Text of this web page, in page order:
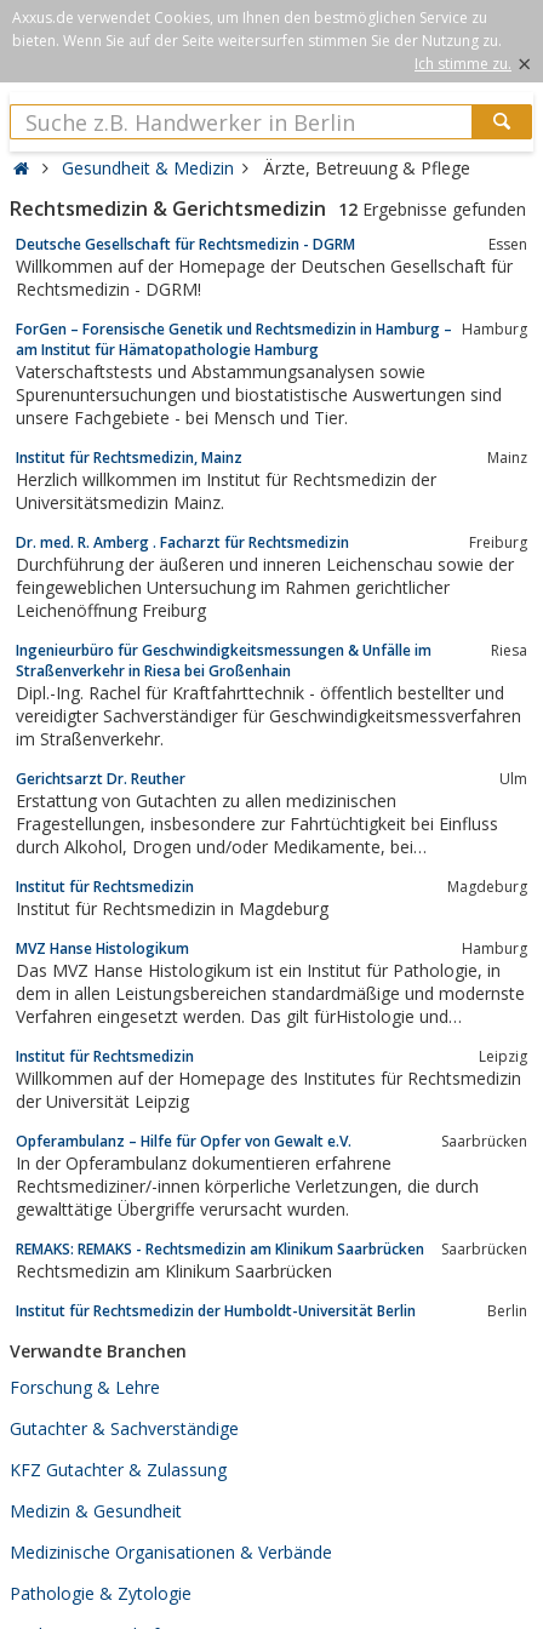
Axxus.de verwendet Cookies, um Ihnen den bestmöglichen Service zu
bieten. Wenn Sie auf der Seite weitersurfen stimmen Sie der Nutzung zu.
Ich stimme zu. ×
Gesundheit & Medizin Ärzte, Betreuung & Pflege
Rechtsmedizin & Gerichtsmedizin 12 Ergebnisse gefunden
Deutsche Gesellschaft für Rechtsmedizin - DGRM Essen
Willkommen auf der Homepage der Deutschen Gesellschaft für
Rechtsmedizin - DGRM!
ForGen – Forensische Genetik und Rechtsmedizin in Hamburg –
am Institut für Hämatopathologie Hamburg
Hamburg
Vaterschaftstests und Abstammungsanalysen sowie
Spurenuntersuchungen und biostatistische Auswertungen sind
unsere Fachgebiete - bei Mensch und Tier.
Institut für Rechtsmedizin, Mainz Mainz
Herzlich willkommen im Institut für Rechtsmedizin der
Universitätsmedizin Mainz.
Dr. med. R. Amberg . Facharzt für Rechtsmedizin Freiburg
Durchführung der äußeren und inneren Leichenschau sowie der
feingeweblichen Untersuchung im Rahmen gerichtlicher
Leichenöffnung Freiburg
Ingenieurbüro für Geschwindigkeitsmessungen & Unfälle im
Straßenverkehr in Riesa bei Großenhain
Riesa
Dipl.-Ing. Rachel für Kraftfahrttechnik - öffentlich bestellter und
vereidigter Sachverständiger für Geschwindigkeitsmessverfahren
im Straßenverkehr.
Gerichtsarzt Dr. Reuther Ulm
Erstattung von Gutachten zu allen medizinischen
Fragestellungen, insbesondere zur Fahrtüchtigkeit bei Einfluss
durch Alkohol, Drogen und/oder Medikamente, bei
Kausalität von Verletzungsfolgen.
Institut für Rechtsmedizin Magdeburg
Institut für Rechtsmedizin in Magdeburg
MVZ Hanse Histologikum Hamburg
Das MVZ Hanse Histologikum ist ein Institut für Pathologie, in
dem in allen Leistungsbereichen standardmäßige und modernste
Verfahren eingesetzt werden. Das gilt fürHistologie und
Molekularpathologie, Schnellschnitt und Obduktionen. Die
Qualität unserer Arbeit wurde durch die...
Institut für Rechtsmedizin Leipzig
Willkommen auf der Homepage des Institutes für Rechtsmedizin
der Universität Leipzig
Opferambulanz – Hilfe für Opfer von Gewalt e.V. Saarbrücken
In der Opferambulanz dokumentieren erfahrene
Rechtsmediziner/-innen körperliche Verletzungen, die durch
gewalttätige Übergriffe verursacht wurden.
REMAKS: REMAKS - Rechtsmedizin am Klinikum Saarbrücken Saarbrücken
Rechtsmedizin am Klinikum Saarbrücken
Institut für Rechtsmedizin der Humboldt-Universität Berlin Berlin
Verwandte Branchen
Forschung & Lehre
Gutachter & Sachverständige
KFZ Gutachter & Zulassung
Medizin & Gesundheit
Medizinische Organisationen & Verbände
Pathologie & Zytologie